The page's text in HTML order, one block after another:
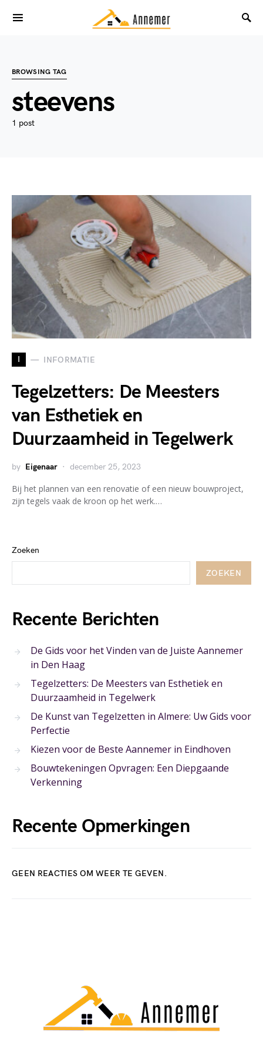
BROWSING TAG
steevens
1 post
I INFORMATIE
Tegelzetters: De Meesters
van Esthetiek en
Duurzaamheid in Tegelwerk
by Eigenaar december 25, 2023
Bij het plannen van een renovatie of een nieuw bouwproject,
zijn tegels vaak de kroon op het werk.…
Zoeken
ZOEKEN
Recente Berichten
De Gids voor het Vinden van de Juiste Aannemer
in Den Haag
Tegelzetters: De Meesters van Esthetiek en
Duurzaamheid in Tegelwerk
De Kunst van Tegelzetten in Almere: Uw Gids voor
Perfectie
Kiezen voor de Beste Aannemer in Eindhoven
Bouwtekeningen Opvragen: Een Diepgaande
Verkenning
Recente Opmerkingen
GEEN REACTIES OM WEER TE GEVEN.